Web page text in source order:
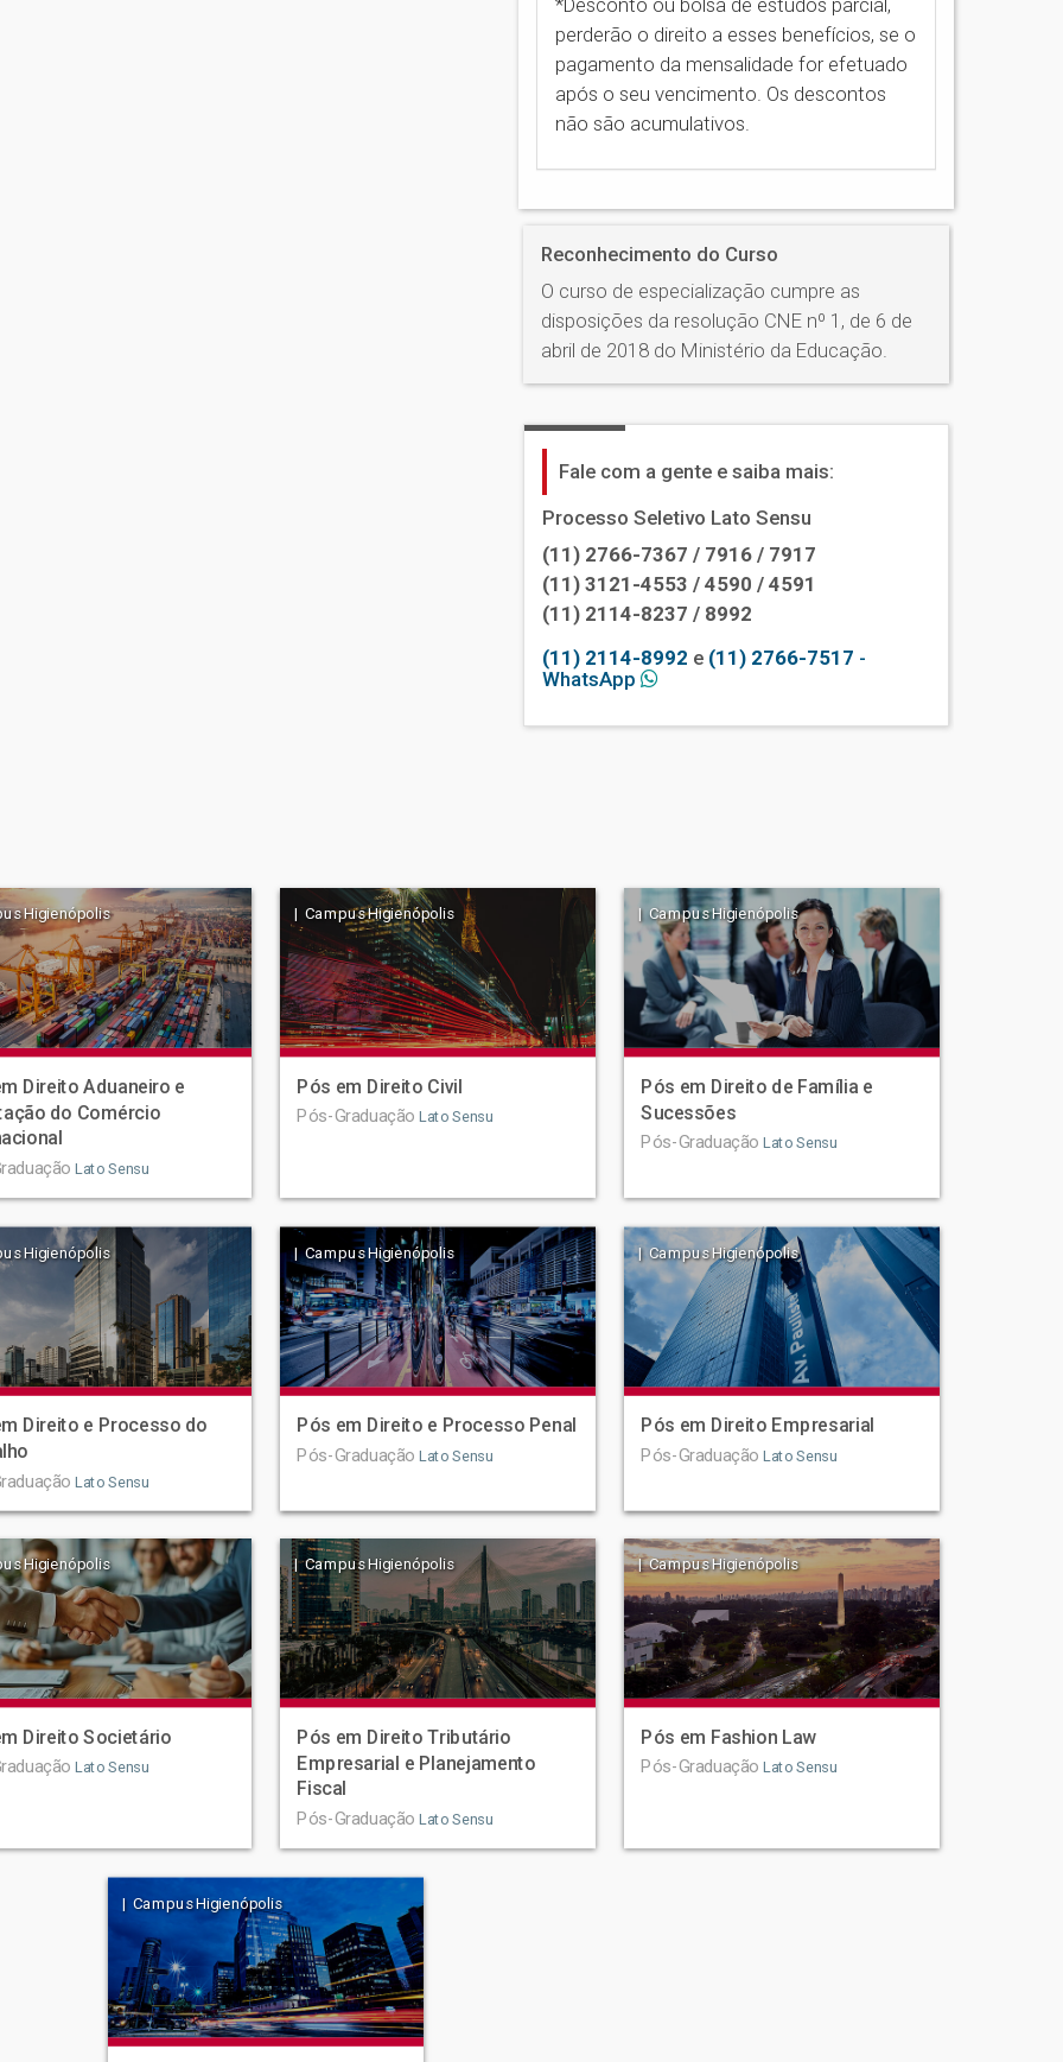
*Desconto ou bolsa de estudos parcial,
perderão o direito a esses benefícios, se o
pagamento da mensalidade for efetuado
após o seu vencimento. Os descontos
não são acumulativos.
Reconhecimento do Curso
O curso de especialização cumpre as
disposições da resolução CNE nº 1, de 6 de
abril de 2018 do Ministério da Educação.
Fale com a gente e saiba mais:
Processo Seletivo Lato Sensu
(11) 2766-7367 / 7916 / 7917
(11) 3121-4553 / 4590 / 4591
(11) 2114-8237 / 8992
(11) 2114-8992 e (11) 2766-7517 -
WhatsApp
Higienópolis
Direito Aduaneiro e
do Comércio
Lato Sensu
| Campus Higienópolis
Pós em Direito Civil
Pós-Graduação Lato Sensu
| Campus Higienópolis
Pós em Direito de Família e
Sucessões
Pós-Graduação Lato Sensu
Higienópolis
Direito e Processo do
Lato Sensu
| Campus Higienópolis
Pós em Direito e Processo Penal
Pós-Graduação Lato Sensu
| Campus Higienópolis
Pós em Direito Empresarial
Pós-Graduação Lato Sensu
Higienópolis
Direito Societário
Lato Sensu
| Campus Higienópolis
Pós em Direito Tributário
Empresarial e Planejamento
Fiscal
Pós-Graduação Lato Sensu
| Campus Higienópolis
Pós em Fashion Law
Pós-Graduação Lato Sensu
| Campus Higienópolis